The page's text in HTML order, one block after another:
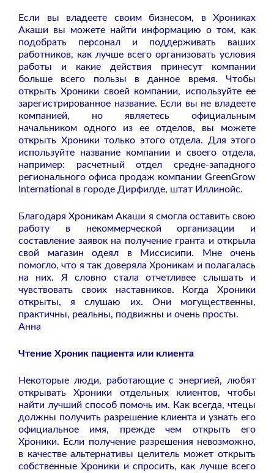
Если вы владеете своим бизнесом, в Хрониках
Акаши вы можете найти информацию о том, как
подобрать персонал и поддерживать ваших
работников, как лучше всего организовать условия
работы и какие действия принесут компании
больше всего пользы в данное время. Чтобы
открыть Хроники своей компании, используйте ее
зарегистрированное название. Если вы не владеете
компанией, но являетесь официальным
начальником одного из ее отделов, вы можете
открыть Хроники только этого отдела. Для этого
используйте название компании и своего отдела,
например: расчетный отдел средне-западного
регионального офиса продаж компании GreenGrow
International в городе Дирфилде, штат Иллинойс.
Благодаря Хроникам Акаши я смогла оставить свою
работу в некоммерческой организации и
составление заявок на получение гранта и открыла
свой магазин одеял в Миссисипи. Мне очень
помогло, что я так доверяла Хроникам и полагалась
на них. Я словно стала отчетливее слышать и
чувствовать своих наставников. Когда Хроники
открыты, я слушаю их. Они могущественны,
практичны, реальны, подвижны и очень просты.
Анна
Чтение Хроник пациента или клиента
Некоторые люди, работающие с энергией, любят
открывать Хроники отдельных клиентов, чтобы
найти лучший способ помочь им. Как всегда, чтецы
должны получить разрешение клиента и узнать его
официальное имя, прежде чем открыть его
Хроники. Если получение разрешения невозможно,
в качестве альтернативы целитель может открыть
собственные Хроники и спросить, как лучше всего